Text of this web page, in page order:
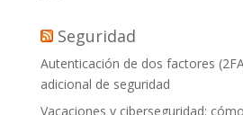
Seguridad
Autenticación de dos factores
adicional de seguridad
Vacaciones y ciberseguridad: